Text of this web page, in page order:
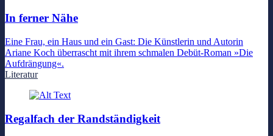
In ferner Nähe
Eine Frau, ein Haus und ein Gast: Die Künstlerin und Autorin
Ariane Koch überrascht mit ihrem schmalen Debüt-Roman »Die
Aufdrängung«.
Literatur
Regalfach der Randständigkeit